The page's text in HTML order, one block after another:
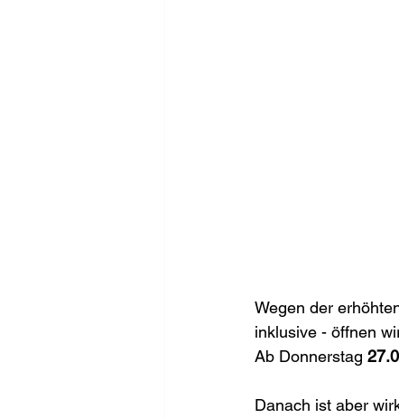
Wegen der
inklusive - öffnen
Ab Donnerstag
Danach ist aber